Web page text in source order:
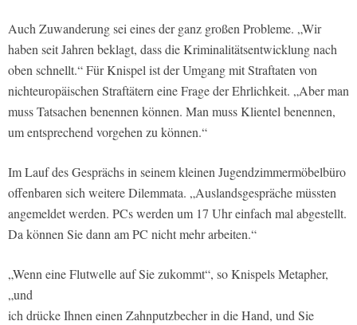
Auch Zuwanderung sei eines der ganz großen Probleme. „Wir
haben seit Jahren beklagt, dass die Kriminalitätsentwicklung nach
oben schnellt.“ Für Knispel ist der Umgang mit Straftaten von
nichteuropäischen Straftätern eine Frage der Ehrlichkeit. „Aber man
muss Tatsachen benennen können. Man muss Klientel benennen,
um entsprechend vorgehen zu können.“
Im Lauf des Gesprächs in seinem kleinen Jugendzimmermöbelbüro
offenbaren sich weitere Dilemmata. „Auslandsgespräche müssten
angemeldet werden. PCs werden um 17 Uhr einfach mal abgestellt.
Da können Sie dann am PC nicht mehr arbeiten.“
„Wenn eine Flutwelle auf Sie zukommt“, so Knispels Metapher,
„und
ich drücke Ihnen einen Zahnputzbecher in die Hand, und Sie